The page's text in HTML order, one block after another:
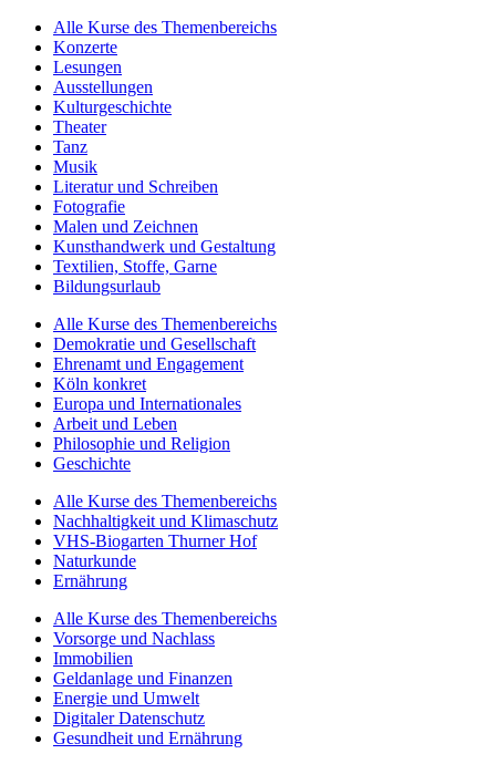
Alle Kurse des Themenbereichs
Konzerte
Lesungen
Ausstellungen
Kulturgeschichte
Theater
Tanz
Musik
Literatur und Schreiben
Fotografie
Malen und Zeichnen
Kunsthandwerk und Gestaltung
Textilien, Stoffe, Garne
Bildungsurlaub
Alle Kurse des Themenbereichs
Demokratie und Gesellschaft
Ehrenamt und Engagement
Köln konkret
Europa und Internationales
Arbeit und Leben
Philosophie und Religion
Geschichte
Alle Kurse des Themenbereichs
Nachhaltigkeit und Klimaschutz
VHS-Biogarten Thurner Hof
Naturkunde
Ernährung
Alle Kurse des Themenbereichs
Vorsorge und Nachlass
Immobilien
Geldanlage und Finanzen
Energie und Umwelt
Digitaler Datenschutz
Gesundheit und Ernährung